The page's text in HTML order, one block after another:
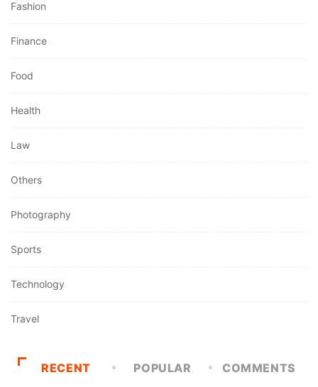
Fashion
Finance
Food
Health
Law
Others
Photography
Sports
Technology
Travel
RECENT POPULAR COMMENTS